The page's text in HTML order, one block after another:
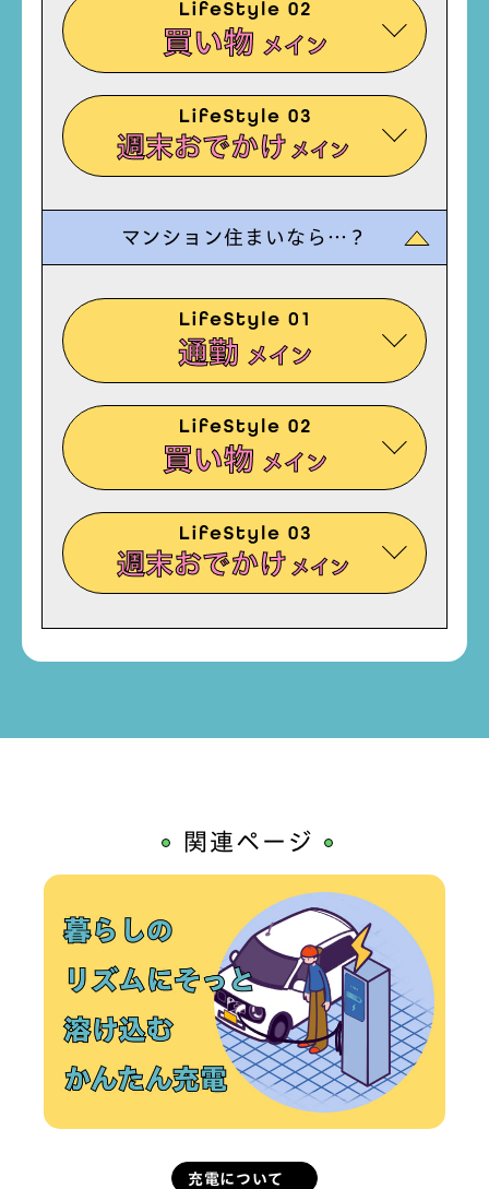
買い物 メイン
週末おでかけ メイン
マンション住まいなら…？
通勤 メイン
買い物 メイン
週末おでかけ メイン
関連ページ
充電について